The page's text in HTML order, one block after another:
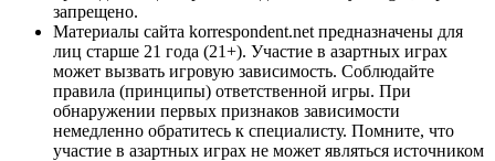
запрещено.
Материалы сайта korrespondent.net предназначены для
лиц старше 21 года (21+). Участие в азартных играх
может вызвать игровую зависимость. Соблюдайте
правила (принципы) ответственной игры. При
обнаружении первых признаков зависимости
немедленно обратитесь к специалисту. Помните, что
участие в азартных играх не может являться источником